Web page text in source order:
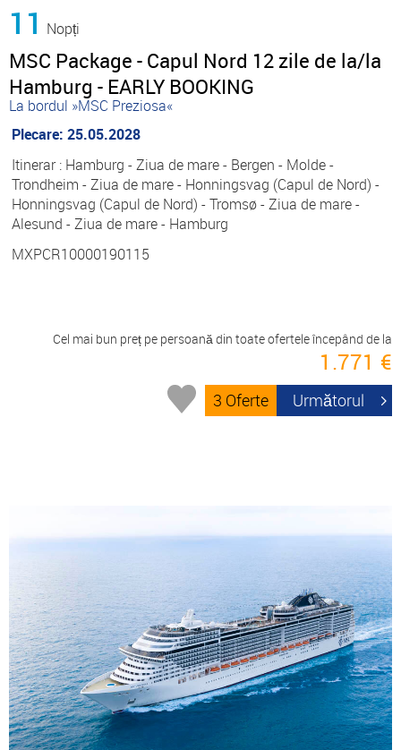
11 Nopți
MSC Package - Capul Nord 12 zile de la/la
Hamburg - EARLY BOOKING
La bordul »MSC Preziosa«
Plecare: 25.05.2028
Itinerar : Hamburg - Ziua de mare - Bergen - Molde -
Trondheim - Ziua de mare - Honningsvag (Capul de Nord) -
Honningsvag (Capul de Nord) - Tromsø - Ziua de mare -
Alesund - Ziua de mare - Hamburg
MXPCR10000190115
Cel mai bun preț pe persoană din toate ofertele începând de la
1.771 €
3 Oferte Următorul